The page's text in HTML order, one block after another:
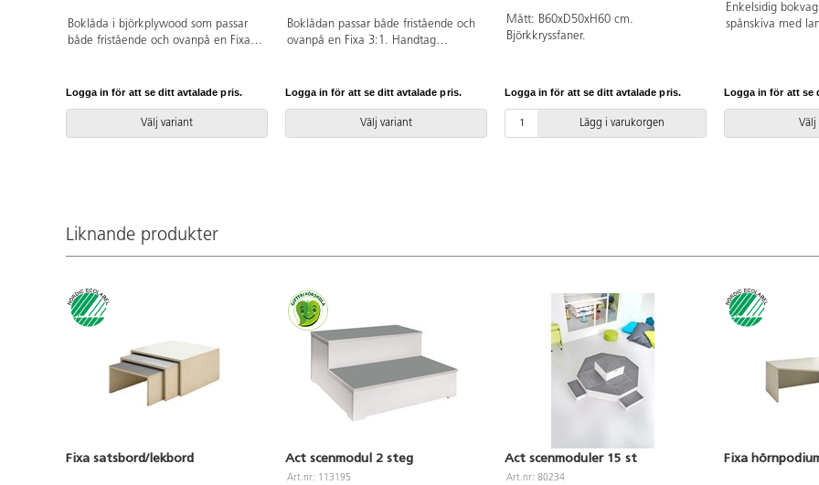
Boklåda i björkplywood som passar
både fristående och ovanpå en Fixa
på Fixa ben, plint, sockel eller hjul.
Finns i många olika laminatfärger.
Björk och vitpigmenterad är helt i
plywood. Svanenmärkt,
Logga in för att se ditt avtalade pris.
Välj variant
Boklådan passar både fristående och
ovanpå en Fixa 3:1. Handtag
för Fixa. Björk och vitpigmenterad helt
i plywood; färgade med laminat.
Svanenmärkt, licensnummer 5031
0099.
Logga in för att se ditt avtalade pris.
Välj variant
Mått: B60xD50xH60 cm.
Björkkryssfaner.
Logga in för att se ditt avtalade pris.
Lägg i varukorgen
Enkelsidig
spånskiva med
8 cm. Höjd
hylla 23 cm.
cm. Djup varje
nederst 14,5 cm
Logga in för att se
Välj
Liknande produkter
Fixa satsbord/lekbord Act scenmodul 2 steg
Art.nr: 113195
Act scenmoduler 15 st
Art.nr: 80234
Fixa